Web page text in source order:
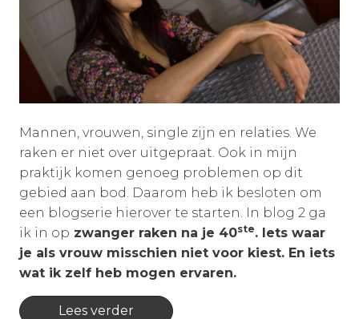
Mannen, vrouwen, single zijn en relaties. We
raken er niet over uitgepraat. Ook in mijn
praktijk komen genoeg problemen op dit
gebied aan bod. Daarom heb ik besloten om
een blogserie hierover te starten. In blog 2 ga
ik in op zwanger raken na je 40ste. Iets waar
je als vrouw misschien niet voor kiest. En iets
wat ik zelf heb mogen ervaren.
Lees verder